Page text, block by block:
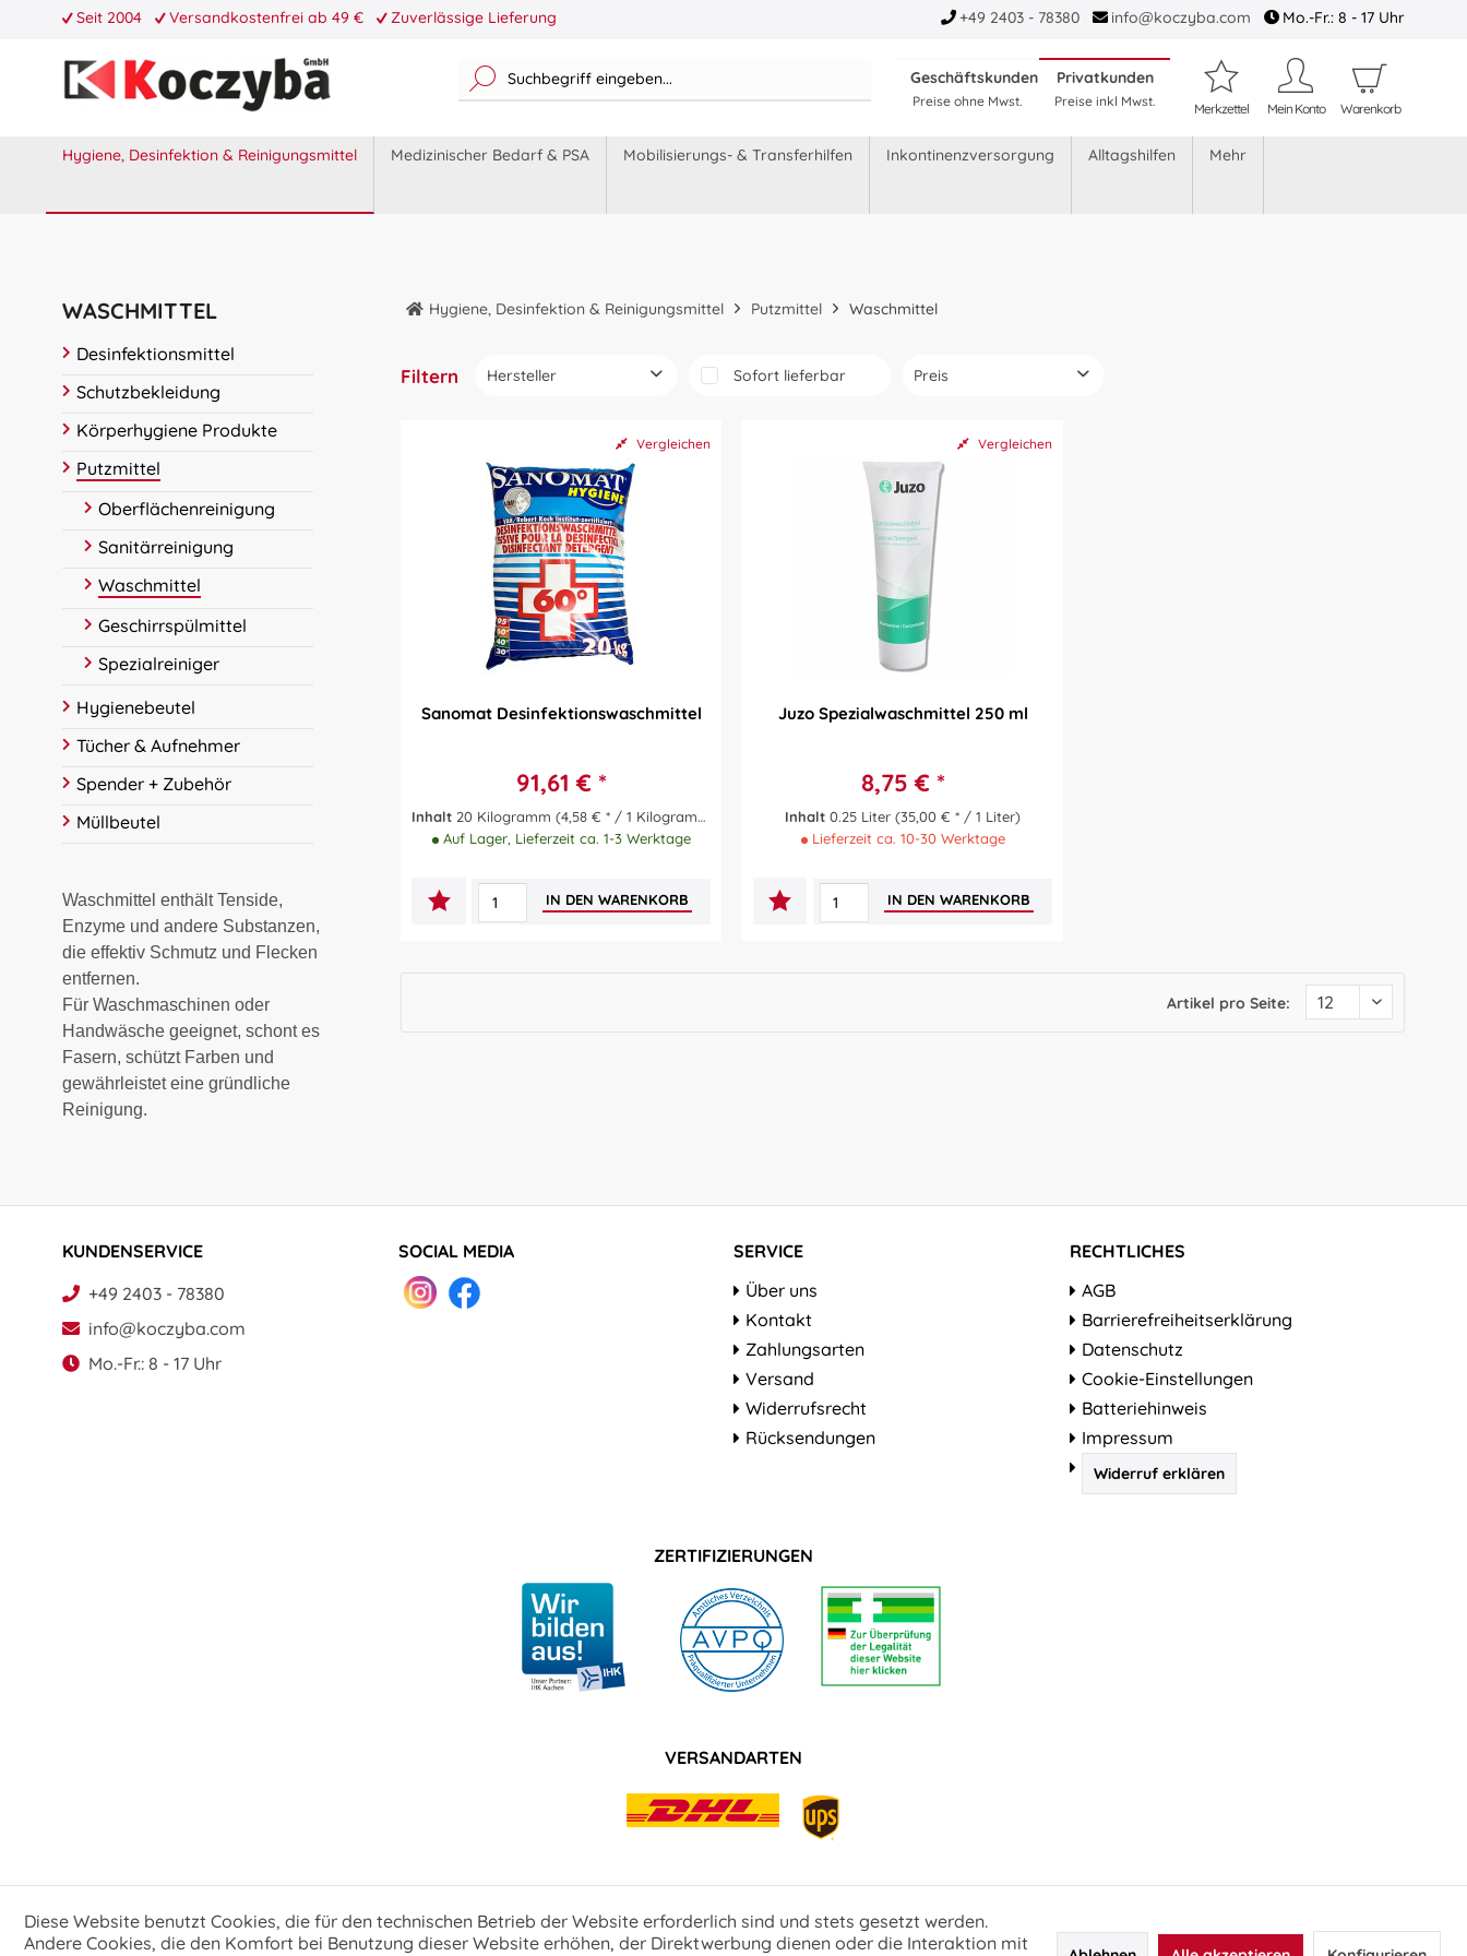
Seit 2004 Versandkostenfrei ab 49 € Zuverlässige Lieferung +49 2403 - 78380 info@koczyba.com Mo.-Fr.: 8 - 17 Uhr
Geschäftskunden
Preise ohne Mwst.
Privatkunden
Preise inkl Mwst. Merkzettel Mein Konto Warenkorb
Hygiene, Desinfektion & Reinigungsmittel Medizinischer Bedarf & PSA Mobilisierungs- & Transferhilfen Inkontinenzversorgung Alltagshilfen Mehr
WASCHMITTEL
Desinfektionsmittel
Schutzbekleidung
Körperhygiene Produkte
Putzmittel
Oberflächenreinigung
Sanitärreinigung
Waschmittel
Geschirrspülmittel
Spezialreiniger
Hygienebeutel
Tücher & Aufnehmer
Spender + Zubehör
Müllbeutel
Waschmittel enthält Tenside,
Enzyme und andere Substanzen,
die effektiv Schmutz und Flecken
entfernen.
Für Waschmaschinen oder
Handwäsche geeignet, schont es
Fasern, schützt Farben und
gewährleistet eine gründliche
Reinigung.
Hygiene, Desinfektion & Reinigungsmittel Putzmittel Waschmittel
Filtern Hersteller
Julius Zorn GmbH
Sofort lieferbar Preis
von8,75 €bis
Vergleichen
Sanomat Desinfektionswaschmittel
91,61 € *
Inhalt20 Kilogramm(4,58 € * / 1 Kilogramm)
Auf Lager, Lieferzeit ca. 1-3 Werktage
IN DEN WARENKORB
Vergleichen
Juzo Spezialwaschmittel 250 ml
8,75 € *
Inhalt0.25 Liter(35,00 € * / 1 Liter)
Lieferzeit ca. 10-30 Werktage
IN DEN WARENKORB
Artikel pro Seite:
KUNDENSERVICE
+49 2403 - 78380
info@koczyba.com
Mo.-Fr.: 8 - 17 Uhr
SOCIAL MEDIA
SERVICE
Über uns
Kontakt
Zahlungsarten
Versand
Widerrufsrecht
Rücksendungen
RECHTLICHES
AGB
Barrierefreiheitserklärung
Datenschutz
Cookie-Einstellungen
Batteriehinweis
Impressum
Widerruf erklären
ZERTIFIZIERUNGEN
VERSANDARTEN
Diese Website benutzt Cookies, die für den technischen Betrieb der Website erforderlich sind und stets gesetzt werden.
Andere Cookies, die den Komfort bei Benutzung dieser Website erhöhen, der Direktwerbung dienen oder die Interaktion mit